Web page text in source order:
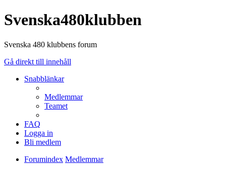
Svenska480klubben
Svenska 480 klubbens forum
Gå direkt till innehåll
Snabblänkar
Medlemmar
Teamet
FAQ
Logga in
Bli medlem
Forumindex Medlemmar